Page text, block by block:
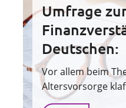
Umfrage
Deutschen:
Vor allem beim
Altersvorsorge